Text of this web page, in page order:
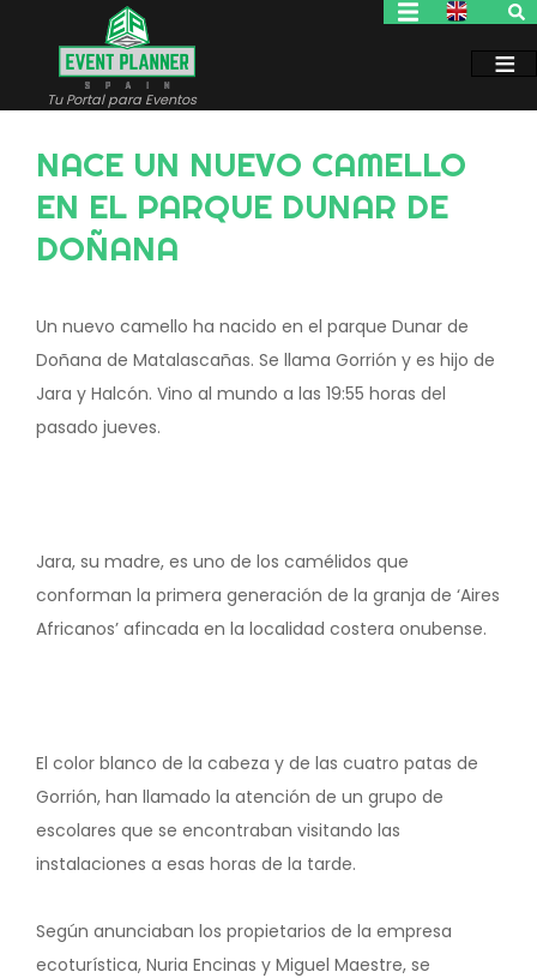
contenido
Tu Portal para Eventos
NACE UN NUEVO CAMELLO
EN EL PARQUE DUNAR DE
DOÑANA
Un nuevo camello ha nacido en el parque Dunar de
Doñana de Matalascañas. Se llama Gorrión y es hijo de
Jara y Halcón. Vino al mundo a las 19:55 horas del
pasado jueves.
Jara, su madre, es uno de los camélidos que
conforman la primera generación de la granja de ‘Aires
Africanos’ afincada en la localidad costera onubense.
El color blanco de la cabeza y de las cuatro patas de
Gorrión, han llamado la atención de un grupo de
escolares que se encontraban visitando las
instalaciones a esas horas de la tarde.
Según anunciaban los propietarios de la empresa
ecoturística, Nuria Encinas y Miguel Maestre, se